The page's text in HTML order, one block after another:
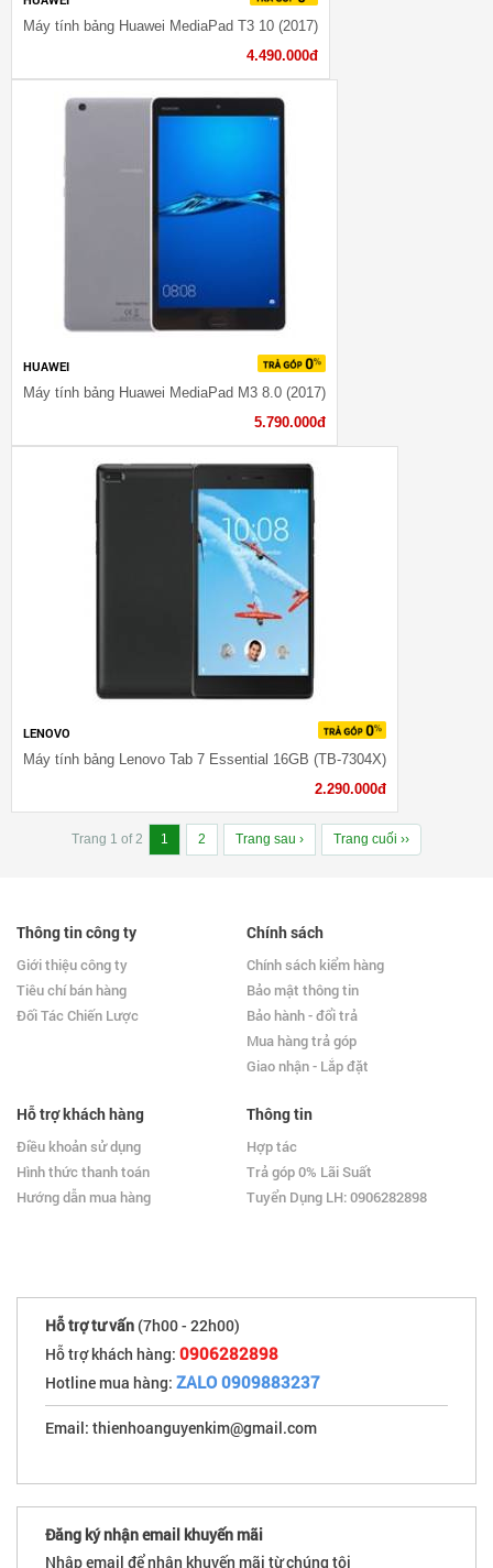
Máy tính bảng Huawei MediaPad T3 10 (2017)
4.490.000đ
HUAWEI
Máy tính bảng Huawei MediaPad M3 8.0 (2017)
5.790.000đ
LENOVO
Máy tính bảng Lenovo Tab 7 Essential 16GB (TB-7304X)
2.290.000đ
Trang 1 of 2 1 2 Trang sau › Trang cuối ››
Thông tin công ty
Giới thiệu công ty
Tiêu chí bán hàng
Đối Tác Chiến Lược
Chính sách
Chính sách kiểm hàng
Bảo mật thông tin
Bảo hành - đổi trả
Mua hàng trả góp
Giao nhận - Lắp đặt
Hỗ trợ khách hàng
Điều khoản sử dụng
Hình thức thanh toán
Hướng dẫn mua hàng
Thông tin
Hợp tác
Trả góp 0% Lãi Suất
Tuyển Dụng LH: 0906282898
Hỗ trợ tư vấn (7h00 - 22h00)
Hỗ trợ khách hàng: 0906282898
Hotline mua hàng: ZALO 0909883237
Email: thienhoanguyenkim@gmail.com
Đăng ký nhận email khuyến mãi
Nhập email để nhận khuyến mãi từ chúng tôi